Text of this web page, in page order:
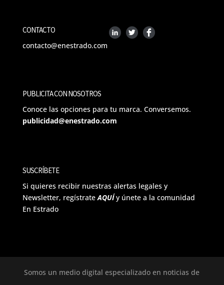
CONTACTO
contacto@enestrado.com
PUBLICITA CON NOSOTROS
Conoce las opciones para tu marca. Conversemos.
publicidad@enestrado.com
SUSCRÍBETE
Si quieres recibir nuestras alertas legales y
Newsletter, regístrateAQUÍ y únete a la comunidad
En Estrado
Somos un medio digital especializado en noticias de